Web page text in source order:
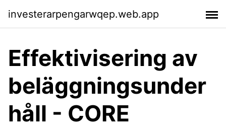
investerarpengarwqep.web.app
Effektivisering av
beläggningsunder
håll - CORE